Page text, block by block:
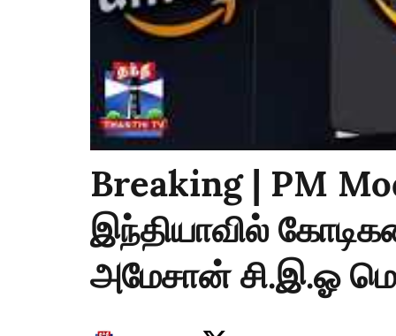
Breaking | PM
இந்தியாவில்
அமேசான் சி.இ.ஓ